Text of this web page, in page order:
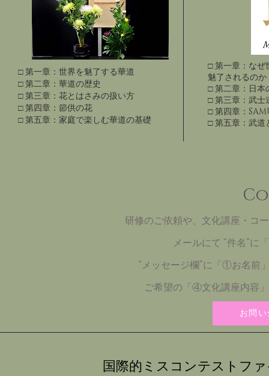
□ 第一章：世界を魅了する華道
□ 第二章：華道の歴史
□ 第三章：花とはさみの扱い方
□ 第四章：節供の花
​□ 第五章：家庭で楽しむ華道の基礎
□ 第一章：なぜ
魅了されるのか
□ 第二章：日本
□ 第三章：武士
□ 第四章：
□ 第五章：武道
研修のご依頼や、文化講座・コ
メールにて “件名”に
“メッセージ欄”に「①お名
ご希望の「④文化講座内容
お問
国際的ミスコンテストフ